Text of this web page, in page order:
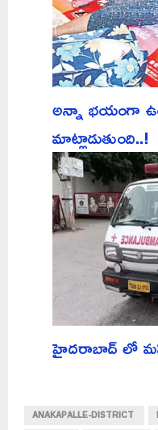
అన్నా భయంగా
మాట్లాడుతుంది..!
హైదరాబాద్ లో
ANAKAPALLE-DISTRICT